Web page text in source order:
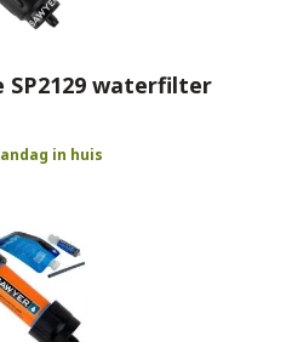
SP2129 waterfilter
in huis